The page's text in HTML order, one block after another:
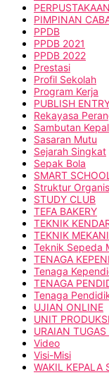
PERPUSTAKAAN
PIMPINAN
PPDB
PPDB 2021
PPDB 2022
Prestasi
Profil Sekolah
Program Kerja
PUBLISH
Rekayasa
Sambutan
Sasaran Mutu
Sejarah Singkat
Sepak Bola
SMART SCHOOL
Struktur
STUDY CLUB
TEFA BAKERY
TEKNIK
TEKNIK
Teknik Sepeda
TENAGA
Tenaga
TENAGA
Tenaga
UJIAN ONLINE
UNIT PRODUKSI
URAIAN
Video
Visi-Misi
WAKIL KEPALA